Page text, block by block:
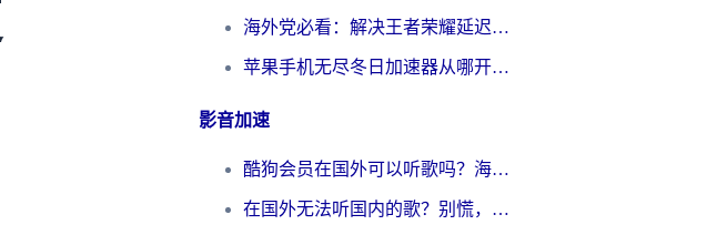
海外党必看：解决王者荣耀延迟的加速器终极指南——从EVE到猫和老鼠，一个工具全搞定
苹果手机无尽冬日加速器从哪开启？海外玩家的冬日生存指南
影音加速
酷狗会员在国外可以听歌吗？海外党亲测有效：3步解决音乐权限难题
在国外无法听国内的歌？别慌，这样操作就能畅听QQ音乐（附亲测加速器推荐）